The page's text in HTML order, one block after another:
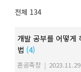
전체 134
개발 공부를 어떻게
법 (4)
혼공족장 | 2023.11.29